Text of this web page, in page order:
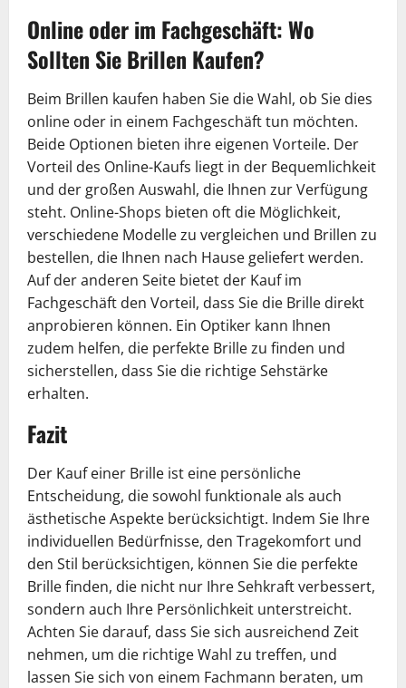
Online oder im Fachgeschäft: Wo
Sollten Sie Brillen Kaufen?
Beim Brillen kaufen haben Sie die Wahl, ob Sie dies
online oder in einem Fachgeschäft tun möchten.
Beide Optionen bieten ihre eigenen Vorteile. Der
Vorteil des Online-Kaufs liegt in der Bequemlichkeit
und der großen Auswahl, die Ihnen zur Verfügung
steht. Online-Shops bieten oft die Möglichkeit,
verschiedene Modelle zu vergleichen und Brillen zu
bestellen, die Ihnen nach Hause geliefert werden.
Auf der anderen Seite bietet der Kauf im
Fachgeschäft den Vorteil, dass Sie die Brille direkt
anprobieren können. Ein Optiker kann Ihnen
zudem helfen, die perfekte Brille zu finden und
sicherstellen, dass Sie die richtige Sehstärke
erhalten.
Fazit
Der Kauf einer Brille ist eine persönliche
Entscheidung, die sowohl funktionale als auch
ästhetische Aspekte berücksichtigt. Indem Sie Ihre
individuellen Bedürfnisse, den Tragekomfort und
den Stil berücksichtigen, können Sie die perfekte
Brille finden, die nicht nur Ihre Sehkraft verbessert,
sondern auch Ihre Persönlichkeit unterstreicht.
Achten Sie darauf, dass Sie sich ausreichend Zeit
nehmen, um die richtige Wahl zu treffen, und
lassen Sie sich von einem Fachmann beraten, um